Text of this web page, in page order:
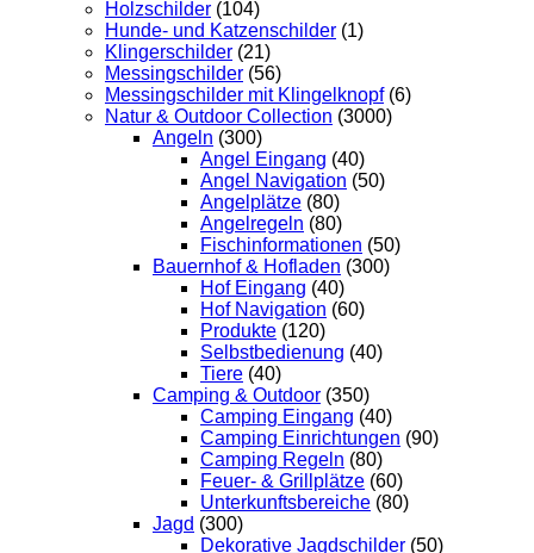
Holzschilder (104)
Hunde- und Katzenschilder (1)
Klingerschilder (21)
Messingschilder (56)
Messingschilder mit Klingelknopf (6)
Natur & Outdoor Collection (3000)
Angeln (300)
Angel Eingang (40)
Angel Navigation (50)
Angelplätze (80)
Angelregeln (80)
Fischinformationen (50)
Bauernhof & Hofladen (300)
Hof Eingang (40)
Hof Navigation (60)
Produkte (120)
Selbstbedienung (40)
Tiere (40)
Camping & Outdoor (350)
Camping Eingang (40)
Camping Einrichtungen (90)
Camping Regeln (80)
Feuer- & Grillplätze (60)
Unterkunftsbereiche (80)
Jagd (300)
Dekorative Jagdschilder (50)